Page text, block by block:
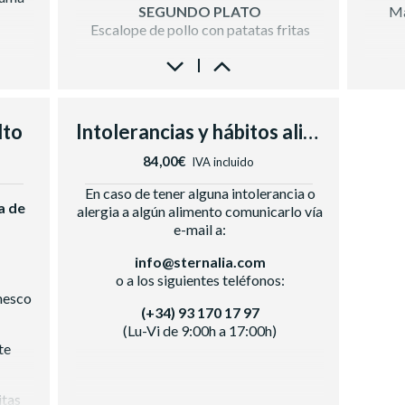
Cerveza, refrescos, zumo, agua y café
y
SEGUNDO PLATO
Escalope de pollo con patatas fritas
POSTRES
de
Intolerancias y hábitos alimenticios
84,00€ IVA incluido
En caso de tener alguna intolerancia o
alergia a algún alimento comunicarlo vía
e-mail a:
info@sternalia.com
o a los siguientes teléfonos:
(+34) 93 170 17 97
(Lu-Vi de 9:00h a 17:00h)